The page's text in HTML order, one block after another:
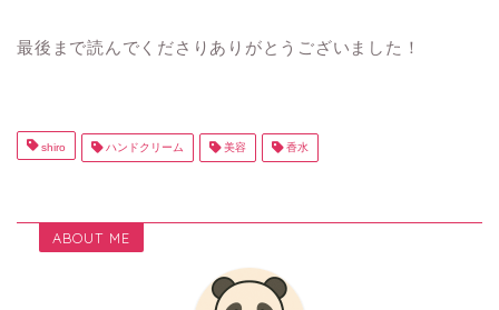
最後まで読んでくださりありがとうございました！
shiro ハンドクリーム 美容 香水
ABOUT ME